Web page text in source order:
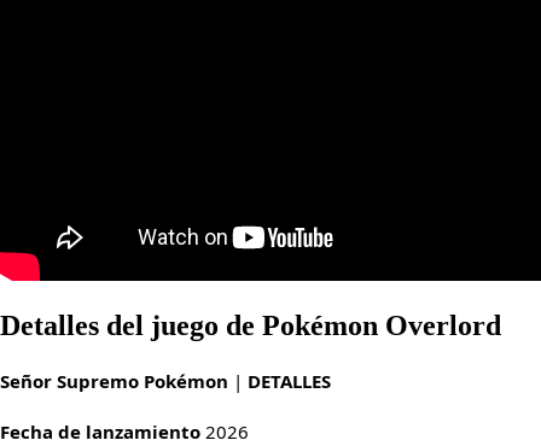
Detalles del juego de Pokémon Overlord
Señor Supremo Pokémon | DETALLES
Fecha de lanzamiento 2026